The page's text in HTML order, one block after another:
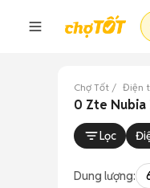
Chợ Tốt Điện
0 Zte Nubia
Lọc
Dung lượng: